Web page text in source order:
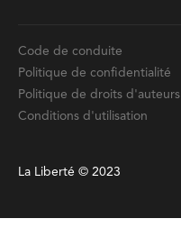
Code de conduite
Politique de confidentialité
Politique de droits d'auteurs
Conditions d'utilisation
La Liberté © 2023